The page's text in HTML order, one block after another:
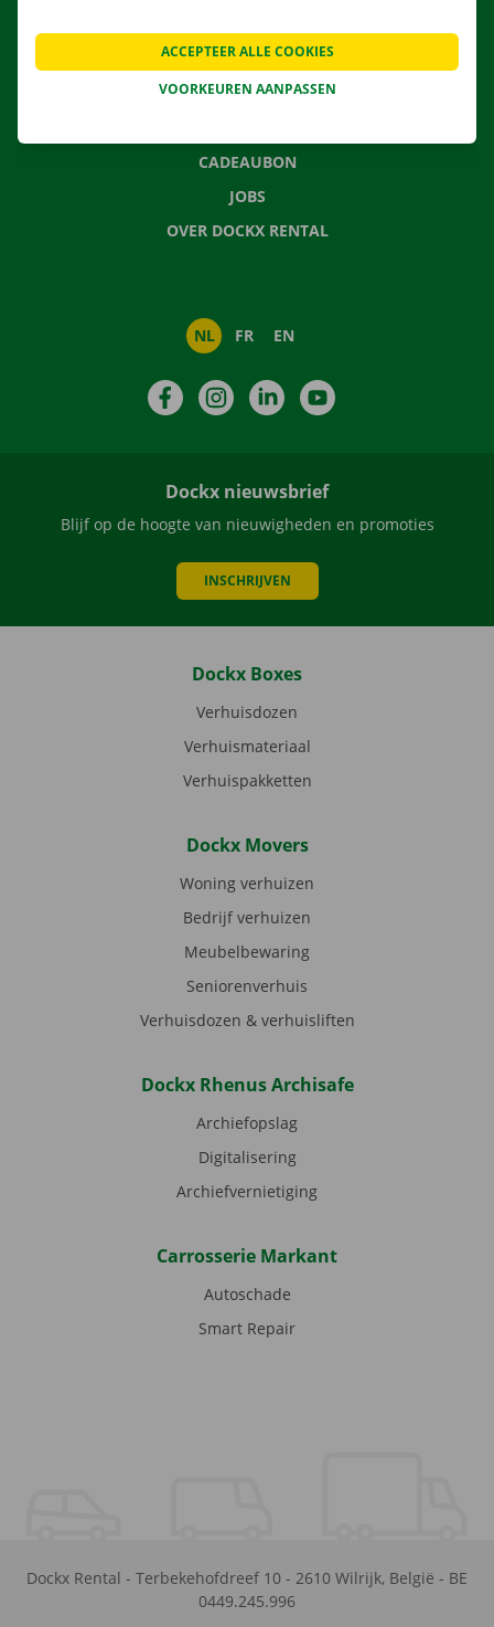
CONTACTEER ONS
VEELGESTELDE VRAGEN
CADEAUBON
JOBS
OVER DOCKX RENTAL
NL FR EN
FacebookInstagramLinkedIn
Dockx nieuwsbrief
Blijf op de hoogte van nieuwigheden en promoties
INSCHRIJVEN
Dockx Boxes
Verhuisdozen
Verhuismateriaal
Verhuispakketten
Dockx Movers
Woning verhuizen
Bedrijf verhuizen
Meubelbewaring
Seniorenverhuis
Verhuisdozen & verhuisliften
Dockx Rhenus Archisafe
Archiefopslag
Digitalisering
Archiefvernietiging
Carrosserie Markant
Autoschade
Smart Repair
Dockx Rental - Terbekehofdreef 10 - 2610 Wilrijk, België - BE
0449.245.996
VOORKEUREN AANPASSEN
ACCEPTEER ALLE COOKIES